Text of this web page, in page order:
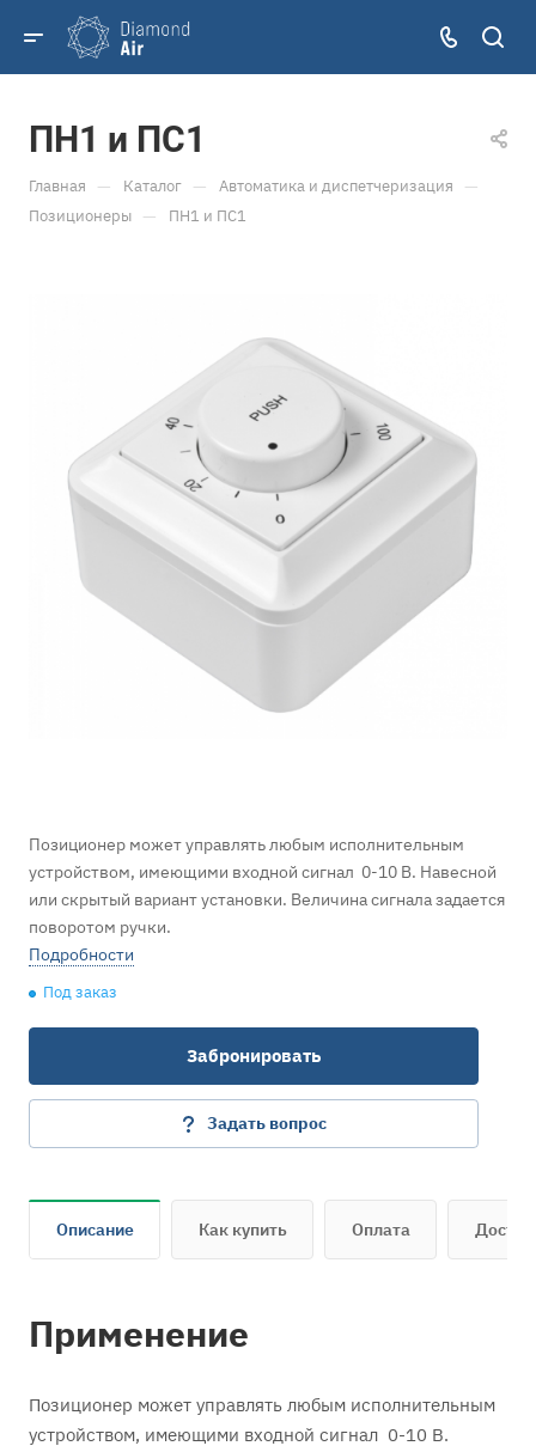
ПН1 и ПС1
Главная — Каталог — Автоматика и диспетчеризация —
Позиционеры — ПН1 и ПС1
Позиционер может управлять любым исполнительным
устройством, имеющими входной сигнал 0-10 В. Навесной
или скрытый вариант установки. Величина сигнала задается
поворотом ручки.
Подробности
Под заказ
Забронировать
Задать вопрос
Описание Как купить Оплата
Применение
Позиционер может управлять любым исполнительным
устройством, имеющими входной сигнал 0-10 В.